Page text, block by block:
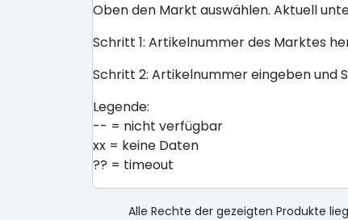
Oben den Markt auswählen. Aktuell
Schritt 1: Artikelnummer des Marktes
Schritt 2: Artikelnummer eingeben und
Legende:
-- = nicht verfügbar
xx = keine Daten
?? = timeout
Alle Rechte der gezeigten Produkte